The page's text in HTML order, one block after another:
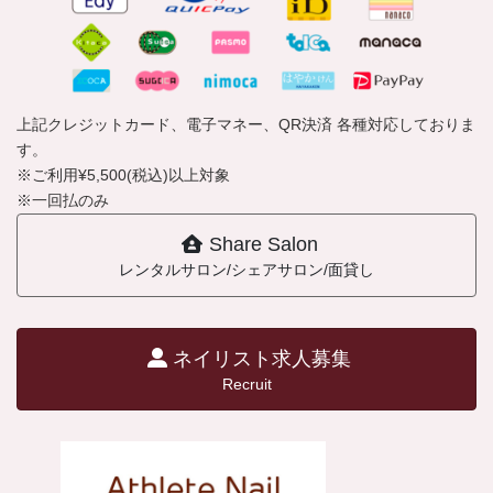
上記クレジットカード、電子マネー、QR決済 各種対応しておりま
す。
※ご利用¥5,500(税込)以上対象
※一回払のみ
Share Salon
レンタルサロン/シェアサロン/面貸し
ネイリスト求人募集
Recruit